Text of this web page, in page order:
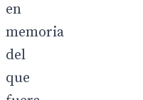
en
memoria
del
que